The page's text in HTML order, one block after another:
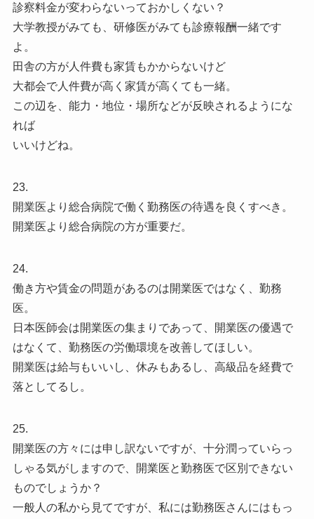
診察料金が変わらないっておかしくない？
大学教授がみても、研修医がみても診療報酬一緒です
よ。
田舎の方が人件費も家賃もかからないけど
大都会で人件費が高く家賃が高くても一緒。
この辺を、能力・地位・場所などが反映されるようにな
れば
いいけどね。
23.
開業医より総合病院で働く勤務医の待遇を良くすべき。
開業医より総合病院の方が重要だ。
24.
働き方や賃金の問題があるのは開業医ではなく、勤務
医。
日本医師会は開業医の集まりであって、開業医の優遇で
はなくて、勤務医の労働環境を改善してほしい。
開業医は給与もいいし、休みもあるし、高級品を経費で
落としてるし。
25.
開業医の方々には申し訳ないですが、十分潤っていらっ
しゃる気がしますので、開業医と勤務医で区別できない
ものでしょうか？
一般人の私から見てですが、私には勤務医さんにはもっ